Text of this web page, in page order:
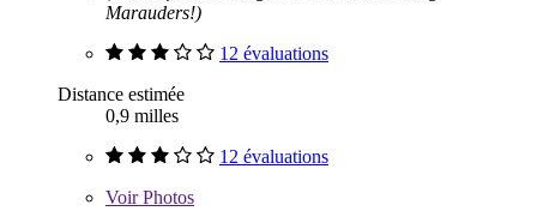
Marauders!)
12 évaluations
Distance estimée
0,9 milles
12 évaluations
VoirPhotos